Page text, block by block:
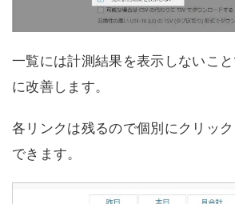
一覧には計測結果を表示しないこ
に改善します。
各リンクは残るので個別にクリッ
できます。